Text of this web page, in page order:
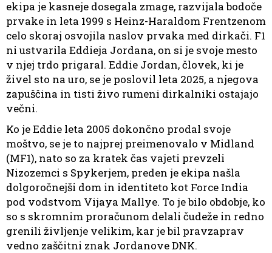
ekipa je kasneje dosegala zmage, razvijala bodoče
prvake in leta 1999 s Heinz-Haraldom Frentzenom
celo skoraj osvojila naslov prvaka med dirkači. F1
ni ustvarila Eddieja Jordana, on si je svoje mesto
v njej trdo prigaral. Eddie Jordan, človek, ki je
živel sto na uro, se je poslovil leta 2025, a njegova
zapuščina in tisti živo rumeni dirkalniki ostajajo
večni.
Ko je Eddie leta 2005 dokončno prodal svoje
moštvo, se je to najprej preimenovalo v Midland
(MF1), nato so za kratek čas vajeti prevzeli
Nizozemci s Spykerjem, preden je ekipa našla
dolgoročnejši dom in identiteto kot Force India
pod vodstvom Vijaya Mallye. To je bilo obdobje, ko
so s skromnim proračunom delali čudeže in redno
grenili življenje velikim, kar je bil pravzaprav
vedno zaščitni znak Jordanove DNK.